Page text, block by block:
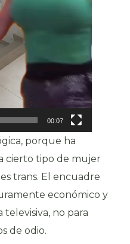
00:07
porque ha
cierto tipo de mujer
trans. El encuadre
económico y
no para
de odio.